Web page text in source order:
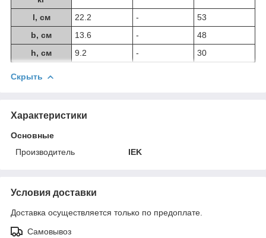
l, см 22.2 -
53
b, см
13.6 -
48
h, см
9.2 - 30
Скрыть
Характеристики
Основные
Производитель
IEK
Условия доставки
Доставка осуществляется только по предоплате.
Самовывоз